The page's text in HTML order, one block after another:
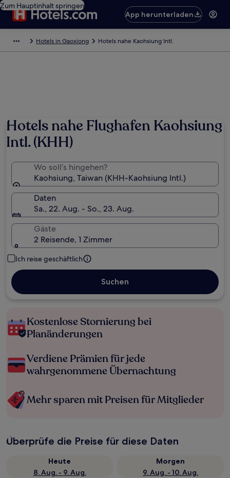
Zum Hauptinhalt springen
App herunterladen
Hotels in Gaoxiong Hotels nahe Kaohsiung Intl.
Hotels nahe Flughafen Kaohsiung
Intl. (KHH)
Wo soll’s hingehen?
Kaohsiung, Taiwan (KHH-Kaohsiung Intl.)
Daten
Sa., 22. Aug. - So., 23. Aug.
Gäste
2 Reisende, 1 Zimmer
Ich reise geschäftlich
Suchen
Kostenlose Stornierung bei
Planänderungen
Verdiene Prämien für jede
wahrgenommene Übernachtung
Mehr sparen mit Preisen für Mitglieder
Überprüfe die Preise für diese Daten
Heute
8. Aug. - 9. Aug.
Morgen
9. Aug. - 10. Aug.